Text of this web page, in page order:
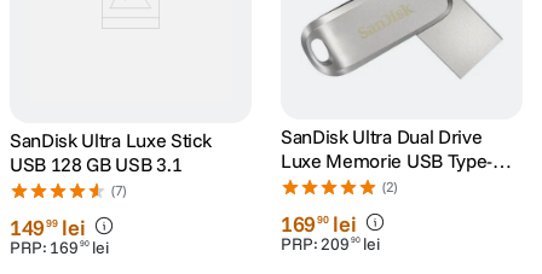
lavaliera
8. ulanzi
insta 360
SanDisk Ultra Luxe Stick
USB 128 GB USB 3.1
(7)
14999 lei
PRP: 169 90 lei
SanDisk Ultra Dual Drive
Luxe Memorie USB Type-C
128 GB USB (2)
16990 lei
PRP:209 90 lei